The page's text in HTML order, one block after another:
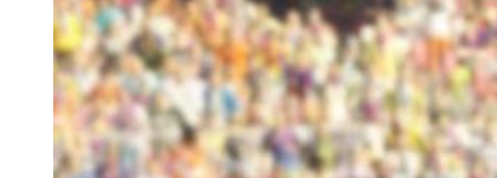
Thử ngay 10 tựa game mobile Hàn Quốc hấp dẫn không nên
bỏ lỡ Update 08/2026